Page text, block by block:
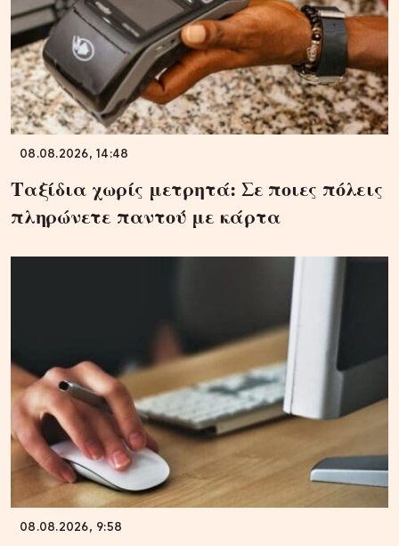
08.08.2026, 14:48
Ταξίδια χωρίς μετρητά: Σε ποιες πόλεις
πληρώνετε παντού με κάρτα
08.08.2026, 9:58